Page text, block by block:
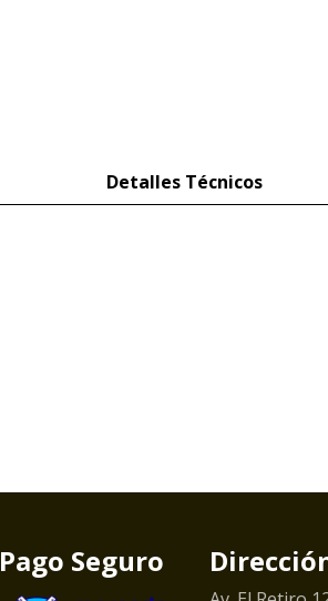
Detalles Técnicos
Pago Seguro